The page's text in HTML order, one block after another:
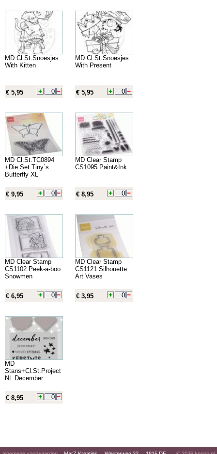
MD Cl.St.Snoesjes
With Kitten
€ 5,95
MD Cl.St.Snoesjes
With Present
€ 5,95
MD Cl.St.TC0894
+Die Set Tiny`s
Butterfly XL
€ 9,95
MD Clear Stamp
CS1095 Paint&Ink
€ 8,95
MD Clear Stamp
CS1102 Peek-a-boo
Snowmen
€ 6,95
MD Clear Stamp
CS1121 Silhouette
Art Vases
€ 3,95
MD
Stans+Cl.St.Project
NL December
€ 8,95